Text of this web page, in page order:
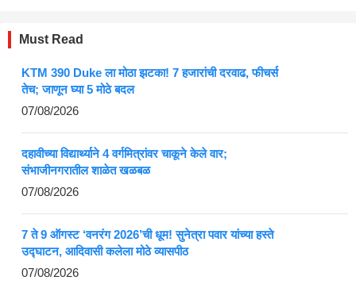
Must Read
KTM 390 Duke ला मोठा झटका! 7 हजारांची दरवाढ, फीचर्स
तेच; जाणून घ्या 5 मोठे बदल
07/08/2026
दहावीच्या विद्यार्थ्याने 4 वर्गमित्रांवर चाकूने केले वार;
संभाजीनगरातील शाळेत खळबळ
07/08/2026
7 ते 9 ऑगस्ट ‘वनरंग 2026’ची धूम! सुनेत्रा पवार यांच्या हस्ते
उद्घाटन, आदिवासी कलेला मोठे व्यासपीठ
07/08/2026